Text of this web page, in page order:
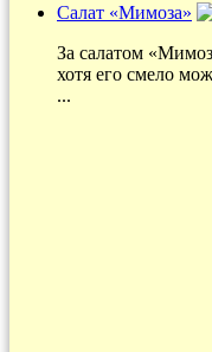
Салат «Мимоза»
За салатом
хотя его смело
...